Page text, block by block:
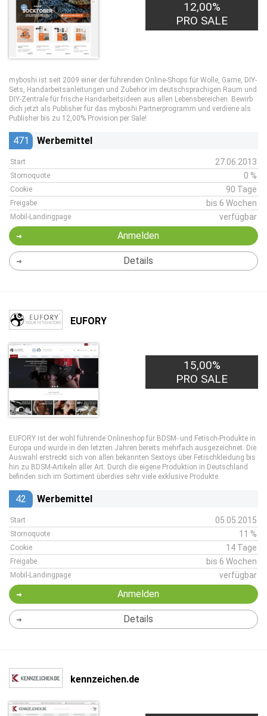
12,00%
PRO SALE
myboshi ist seit 2009 einer der führenden Online-Shops für Wolle, Garne, DIY-
Sets, Handarbeitsanleitungen und Zubehör im deutschsprachigen Raum und
DIY-Zentrale für frische Handarbeitsideen aus allen Lebensbereichen. Bewirb
dich jetzt als Publisher für das myboshi Partnerprogramm und verdiene als
Publisher bis zu 12,00% Provision per Sale!
471 Werbemittel
Start 27.06.2013
Stornoquote 0 %
Cookie 90 Tage
Freigabe bis 6 Wochen
Mobil-Landingpage verfügbar
Anmelden
Details
EUFORY
15,00%
PRO SALE
EUFORY ist der wohl führende Onlineshop für BDSM- und Fetisch-Produkte in
Europa und wurde in den letzten Jahren bereits mehrfach ausgezeichnet. Die
Auswahl erstreckt sich von allen bekannten Sextoys über Fetischkleidung bis
hin zu BDSM-Artikeln aller Art. Durch die eigene Produktion in Deutschland
befinden sich im Sortiment überdies sehr viele exklusive Produkte.
42 Werbemittel
Start 05.05.2015
Stornoquote 11 %
Cookie 14 Tage
Freigabe bis 6 Wochen
Mobil-Landingpage verfügbar
Anmelden
Details
kennzeichen.de